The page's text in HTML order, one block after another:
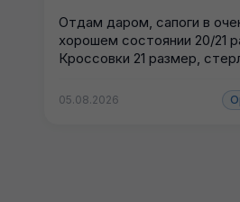
Отдам даром, сапоги в
хорошем состоянии 20/21
Кроссовки 21 размер,
05.08.2026